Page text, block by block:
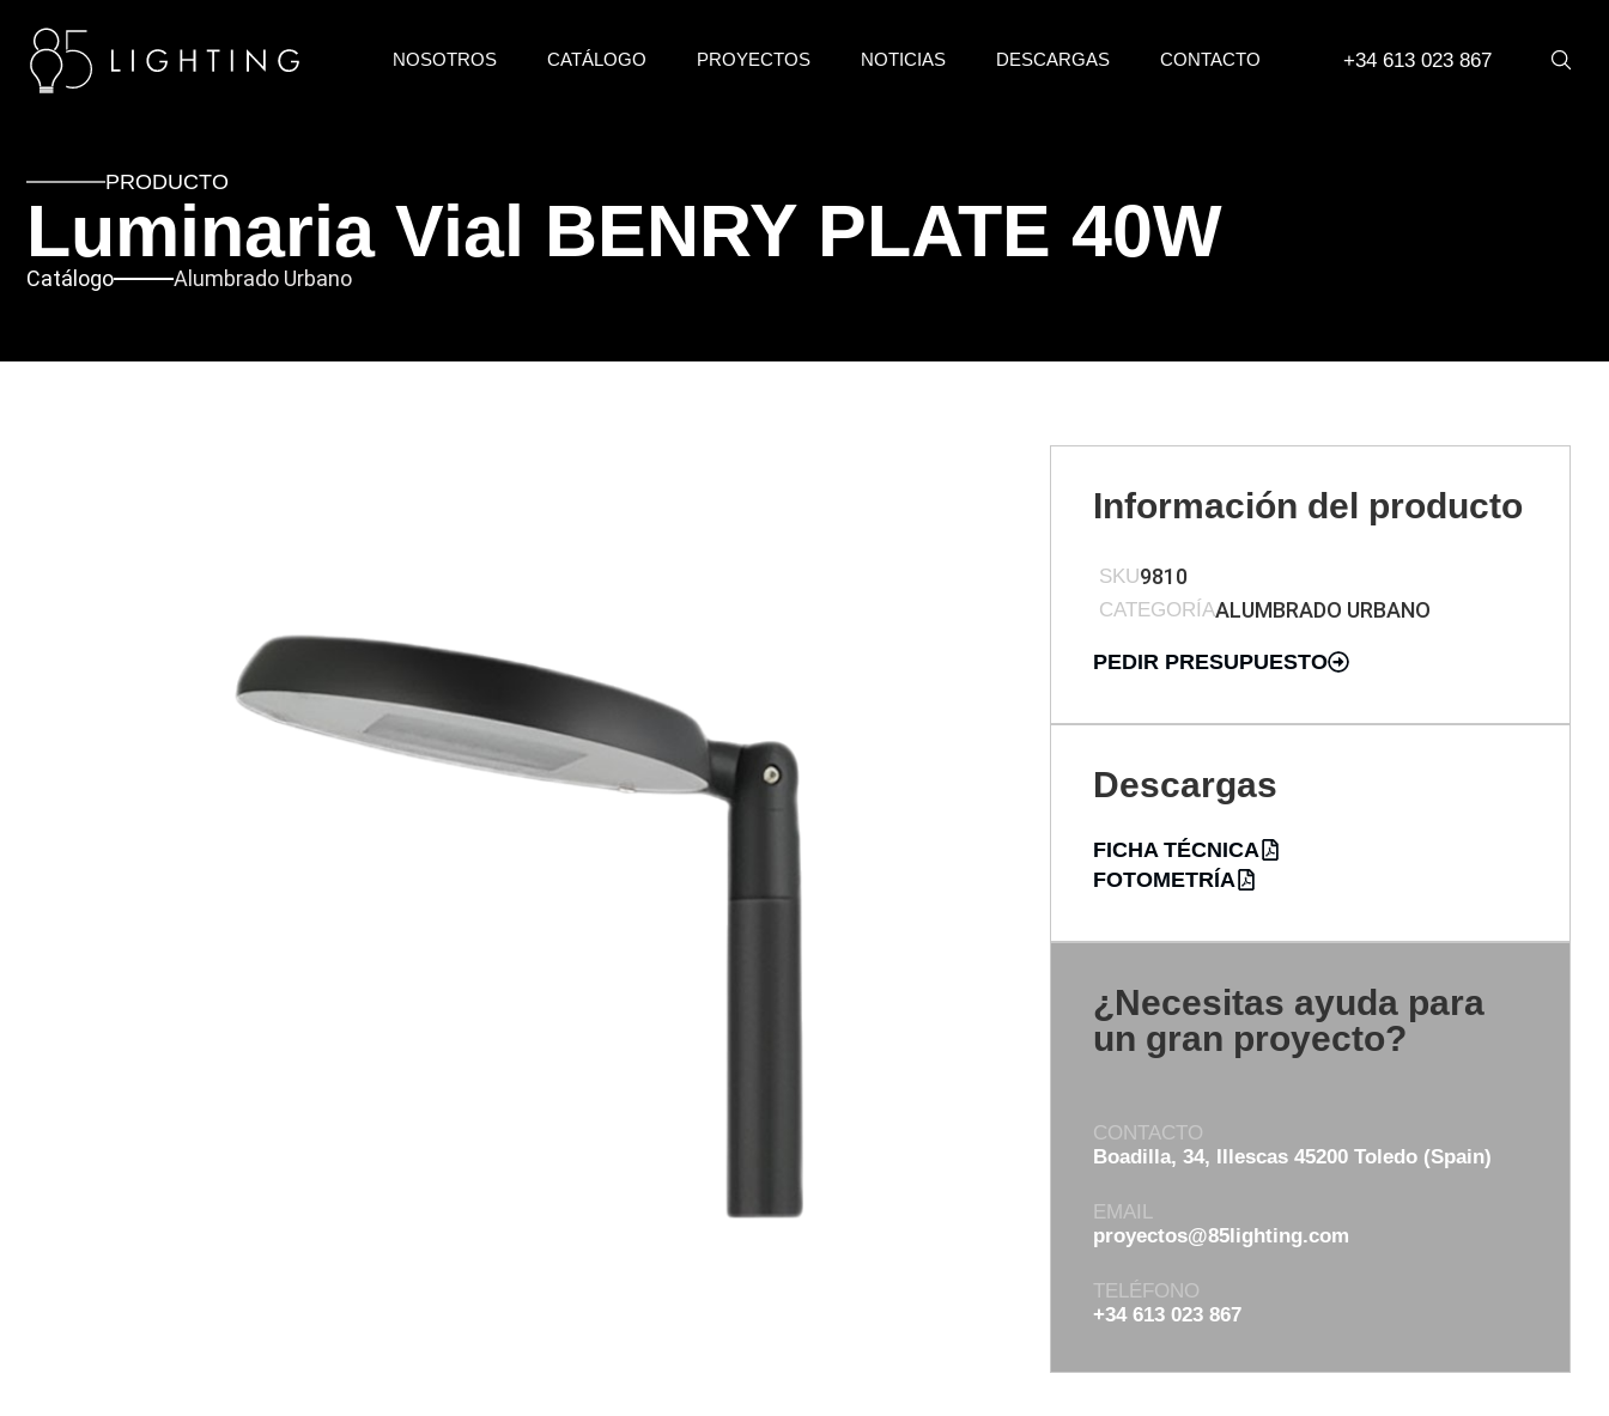
NOSOTROS CATÁLOGO PROYECTOS NOTICIAS DESCARGAS CONTACTO +34 613 023 867
PRODUCTO
Luminaria Vial BENRY PLATE 40W
Catálogo Alumbrado Urbano
Información del producto
SKU9810
CATEGORÍAALUMBRADO URBANO
PEDIR PRESUPUESTO
Descargas
FICHA TÉCNICA
FOTOMETRÍA
¿Necesitas ayuda para
un gran proyecto?
CONTACTO
Boadilla, 34, Illescas 45200 Toledo (Spain)
EMAIL
proyectos@85lighting.com
TELÉFONO
+34 613 023 867